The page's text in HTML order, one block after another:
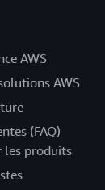
AWS
AWS
(FAQ)
les produits